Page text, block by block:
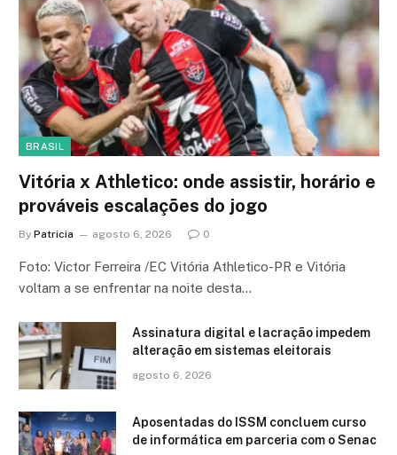
BRASIL
Vitória x Athletico: onde assistir, horário e
prováveis escalações do jogo
By Patricia agosto 6, 2026 0
Foto: Victor Ferreira /EC Vitória Athletico-PR e Vitória
voltam a se enfrentar na noite desta…
Assinatura digital e lacração impedem
alteração em sistemas eleitorais
agosto 6, 2026
Aposentadas do ISSM concluem curso
de informática em parceria com o Senac